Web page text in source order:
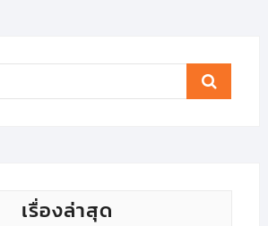
Search
เรื่องล่าสุด